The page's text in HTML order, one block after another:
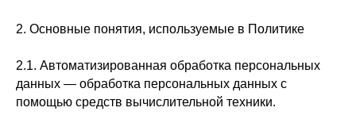
2. Основные понятия, используемые в Политике
2.1. Автоматизированная обработка персональных
данных — обработка персональных данных с
помощью средств вычислительной техники.